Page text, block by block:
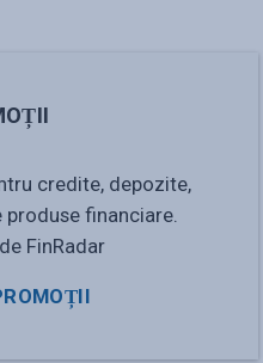
credite, depozite,
financiare.
FinRadar